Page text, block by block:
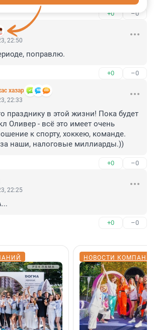
+0 –0
22:50
поправлю.
+0 –0
хазар
22:33
празднику в этой жизни! Пока будет
Оливер - всё это имеет очень
к спорту, хоккею, команде.
наши, налоговые миллиарды.))
+0 –0
22:25
+0 –0
НОВОСТИ